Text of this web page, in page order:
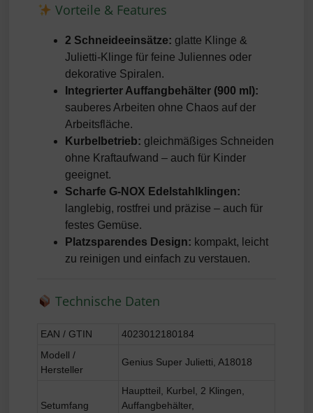
Vorteile & Features
2 Schneideeinsätze: glatte Klinge &
Julietti-Klinge für feine Juliennes oder
dekorative Spiralen.
Integrierter Auffangbehälter (900 ml):
sauberes Arbeiten ohne Chaos auf der
Arbeitsfläche.
Kurbelbetrieb: gleichmäßiges Schneiden
ohne Kraftaufwand – auch für Kinder
geeignet.
Scharfe G-NOX Edelstahlklingen:
langlebig, rostfrei und präzise – auch für
festes Gemüse.
Platzsparendes Design: kompakt, leicht
zu reinigen und einfach zu verstauen.
Technische Daten
EAN / GTIN
4023012180184
Modell /
Hersteller
Genius Super Julietti, A18018
Setumfang
Hauptteil, Kurbel, 2 Klingen,
Auffangbehälter,